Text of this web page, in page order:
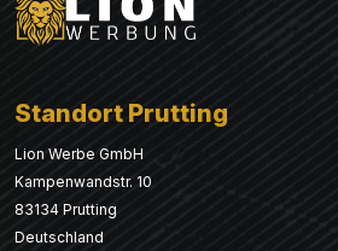
Standort Prutting
Lion Werbe GmbH
Kampenwandstr. 10
83134 Prutting
Deutschland